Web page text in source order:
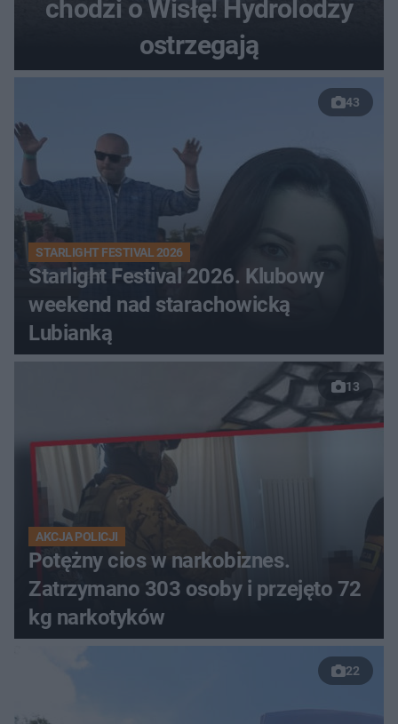
chodzi o Wisłę! Hydrolodzy
ostrzegają
43
STARLIGHT FESTIVAL 2026
Starlight Festival 2026. Klubowy
weekend nad starachowicką
Lubianką
13
AKCJA POLICJI
Potężny cios w narkobiznes.
Zatrzymano 303 osoby i przejęto 72
kg narkotyków
22